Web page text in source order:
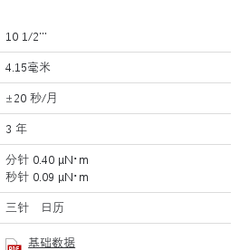
10 1/2’’’
4.15毫米
±20 秒/月
3 年
分针 0.40 μN･m
秒针 0.09 μN･m
三针 日历
基础数据